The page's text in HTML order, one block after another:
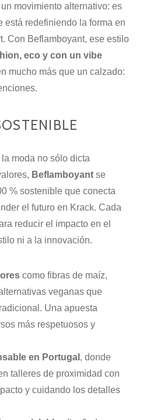
movimiento alternativo: es
está redefiniendo la forma en
Con Beflamboyant, ese estilo
eco y con un vibe
mucho más que un calzado:
moda no sólo dicta
Beflamboyant se
% sostenible que conecta
el futuro en Krack. Cada
reducir el impacto en el
ni a la innovación.
como fibras de maíz,
veganas que
Una apuesta
más respetuosos y
en Portugal , donde
talleres de proximidad con
y cuidando los detalles